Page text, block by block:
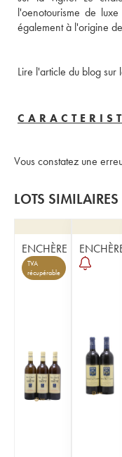
l'oenotourisme de
également à l'origine
Lire l'article du blog sur
Vous constatez une
LOTS SIMILAIRES
ENCHÈRE
TVA
récupérable